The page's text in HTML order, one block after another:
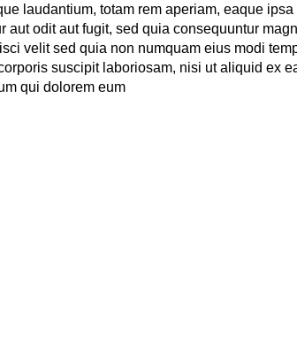
laudantium, totam rem aperiam, eaque
odit aut fugit, sed quia consequuntur
velit sed quia non numquam eius modi
suscipit laboriosam, nisi ut aliquid ex
qui dolorem eum